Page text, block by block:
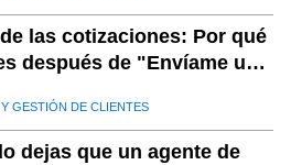
las cotizaciones: Por qué
después de "Envíame una
GESTIÓN DE CLIENTES
dejas que un agente de